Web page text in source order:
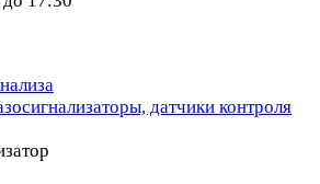
датчики контроля